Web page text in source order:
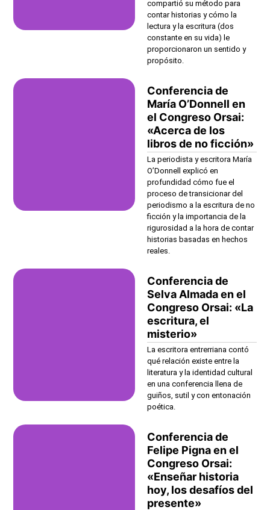
compartió su método para
contar historias y cómo la
lectura y la escritura (dos
constante en su vida) le
proporcionaron un sentido y
propósito.
Conferencia de
María O’Donnell en
el Congreso Orsai:
«Acerca de los
libros de no ficción»
La periodista y escritora María
O’Donnell explicó en
profundidad cómo fue el
proceso de transicionar del
periodismo a la escritura de no
ficción y la importancia de la
rigurosidad a la hora de contar
historias basadas en hechos
reales.
Conferencia de
Selva Almada en el
Congreso Orsai: «La
escritura, el
misterio»
La escritora entrerriana contó
qué relación existe entre la
literatura y la identidad cultural
en una conferencia llena de
guiños, sutil y con entonación
poética.
Conferencia de
Felipe Pigna en el
Congreso Orsai:
«Enseñar historia
hoy, los desafíos del
presente»